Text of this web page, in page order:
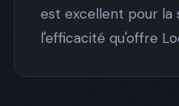
est excellent pour la
l'efficacité qu'offre